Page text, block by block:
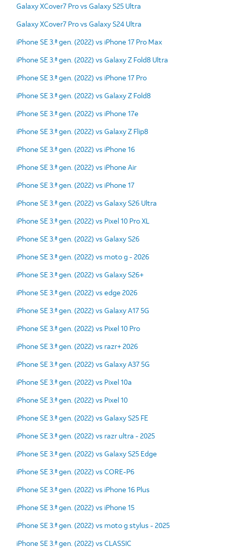
Galaxy XCover7 Pro vs Galaxy S25 Ultra
Galaxy XCover7 Pro vs Galaxy S24 Ultra
iPhone SE 3.ª gen. (2022) vs iPhone 17 Pro Max
iPhone SE 3.ª gen. (2022) vs Galaxy Z Fold8 Ultra
iPhone SE 3.ª gen. (2022) vs iPhone 17 Pro
iPhone SE 3.ª gen. (2022) vs Galaxy Z Fold8
iPhone SE 3.ª gen. (2022) vs iPhone 17e
iPhone SE 3.ª gen. (2022) vs Galaxy Z Flip8
iPhone SE 3.ª gen. (2022) vs iPhone 16
iPhone SE 3.ª gen. (2022) vs iPhone Air
iPhone SE 3.ª gen. (2022) vs iPhone 17
iPhone SE 3.ª gen. (2022) vs Galaxy S26 Ultra
iPhone SE 3.ª gen. (2022) vs Pixel 10 Pro XL
iPhone SE 3.ª gen. (2022) vs Galaxy S26
iPhone SE 3.ª gen. (2022) vs moto g - 2026
iPhone SE 3.ª gen. (2022) vs Galaxy S26+
iPhone SE 3.ª gen. (2022) vs edge 2026
iPhone SE 3.ª gen. (2022) vs Galaxy A17 5G
iPhone SE 3.ª gen. (2022) vs Pixel 10 Pro
iPhone SE 3.ª gen. (2022) vs razr+ 2026
iPhone SE 3.ª gen. (2022) vs Galaxy A37 5G
iPhone SE 3.ª gen. (2022) vs Pixel 10a
iPhone SE 3.ª gen. (2022) vs Pixel 10
iPhone SE 3.ª gen. (2022) vs Galaxy S25 FE
iPhone SE 3.ª gen. (2022) vs razr ultra - 2025
iPhone SE 3.ª gen. (2022) vs Galaxy S25 Edge
iPhone SE 3.ª gen. (2022) vs CORE-P6
iPhone SE 3.ª gen. (2022) vs iPhone 16 Plus
iPhone SE 3.ª gen. (2022) vs iPhone 15
iPhone SE 3.ª gen. (2022) vs moto g stylus - 2025
iPhone SE 3.ª gen. (2022) vs CLASSIC